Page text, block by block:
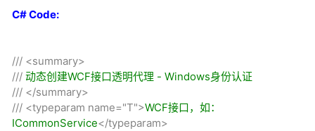
C# Code:
/// <summary>
/// 动态创建WCF接口透明代理 - Windows身份认证
/// </summary>
/// <typeparam name="T">WCF接口，如：
ICommonService</typeparam>